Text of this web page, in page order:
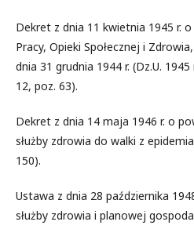
Dekret z dnia 11 kwietnia 1945 r.
Pracy, Opieki Społecznej i
dnia 31 grudnia 1944 r. (Dz.U.
12, poz. 63).
Dekret z dnia 14 maja 1946 r. o
służby zdrowia do walki z
150).
Ustawa z dnia 28 października
służby zdrowia i planowej